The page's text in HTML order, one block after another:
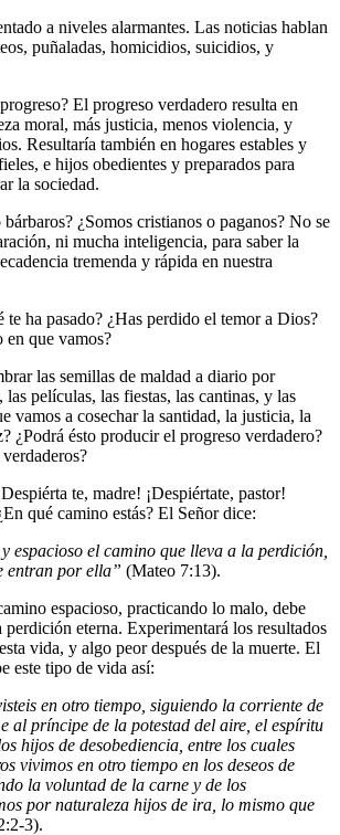
a niveles alarmantes. Las noticias hablan
puñaladas, homicidios, suicidios, y
El progreso verdadero resulta en
moral, más justicia, menos violencia, y
Resultaría también en hogares estables y
e hijos obedientes y preparados para
la sociedad.
¿Somos cristianos o paganos? No se
ni mucha inteligencia, para saber la
tremenda y rápida en nuestra
ha pasado? ¿Has perdido el temor a Dios?
en que vamos?
las semillas de maldad a diario por
películas, las fiestas, las cantinas, y las
vamos a cosechar la santidad, la justicia, la
¿Podrá ésto producir el progreso verdadero?
te, madre! ¡Despiértate, pastor!
qué camino estás? El Señor dice:
espacioso el camino que lleva a la perdición,
entran por ella” (Mateo 7:13).
espacioso, practicando lo malo, debe
perdición eterna. Experimentará los resultados
vida, y algo peor después de la muerte. El
este tipo de vida así:
en otro tiempo, siguiendo la corriente de
al príncipe de la potestad del aire, el espíritu
hijos de desobediencia, entre los cuales
vivimos en otro tiempo en los deseos de
la voluntad de la carne y de los
por naturaleza hijos de ira, lo mismo que
3).